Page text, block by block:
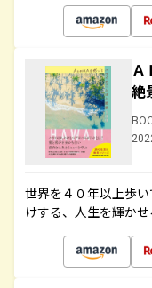
Ａ
絶
世界を４０年以上歩
けする、人生を輝か